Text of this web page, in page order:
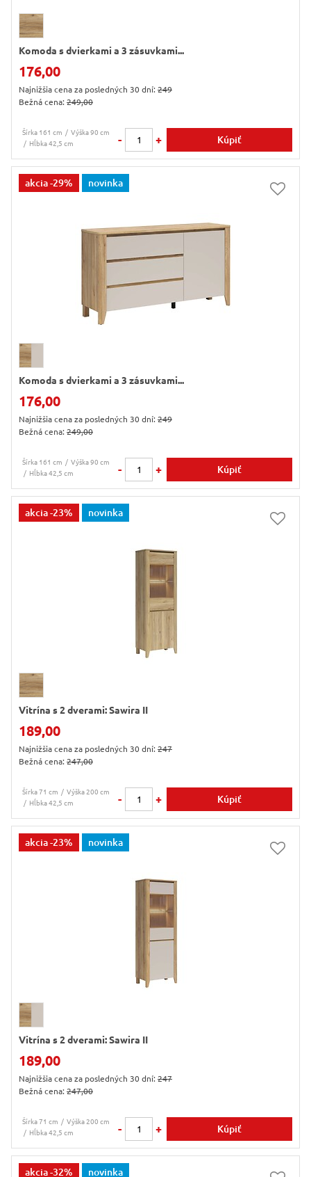
Komoda s dvierkami a 3 zásuvkami...
176,00
Najnižšia cena za posledných 30 dní: 249
Bežná cena: 249,00
Šírka 161 cm
Výška 90 cm
Hĺbka 42,5 cm
- + Kúpiť
akcia-29% novinka
Komoda s dvierkami a 3 zásuvkami...
176,00
Najnižšia cena za posledných 30 dní: 249
Bežná cena: 249,00
Šírka 161 cm
Výška 90 cm
Hĺbka 42,5 cm
- + Kúpiť
akcia-23% novinka
Vitrína s 2 dverami: Sawira II
189,00
Najnižšia cena za posledných 30 dní: 247
Bežná cena: 247,00
Šírka 71 cm
Výška 200 cm
Hĺbka 42,5 cm
- + Kúpiť
akcia-23% novinka
Vitrína s 2 dverami: Sawira II
189,00
Najnižšia cena za posledných 30 dní: 247
Bežná cena: 247,00
Šírka 71 cm
Výška 200 cm
Hĺbka 42,5 cm
- + Kúpiť
akcia-32% novinka